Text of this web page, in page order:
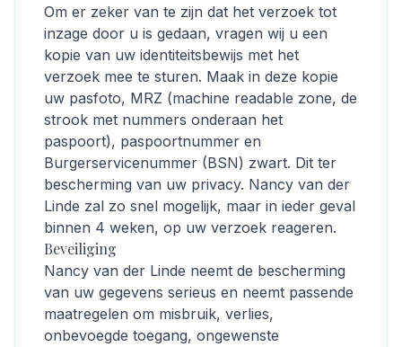
Om er zeker van te zijn dat het verzoek tot
inzage door u is gedaan, vragen wij u een
kopie van uw identiteitsbewijs met het
verzoek mee te sturen. Maak in deze kopie
uw pasfoto, MRZ (machine readable zone, de
strook met nummers onderaan het
paspoort), paspoortnummer en
Burgerservicenummer (BSN) zwart. Dit ter
bescherming van uw privacy. Nancy van der
Linde zal zo snel mogelijk, maar in ieder geval
binnen 4 weken, op uw verzoek reageren.
Beveiliging
Nancy van der Linde neemt de bescherming
van uw gegevens serieus en neemt passende
maatregelen om misbruik, verlies,
onbevoegde toegang, ongewenste